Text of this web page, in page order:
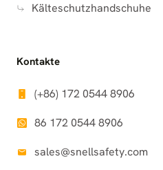
Kälteschutzhandschuhe
Kontakte
(+86) 172 0544 8906
86 172 0544 8906
sales@snellsafety.com